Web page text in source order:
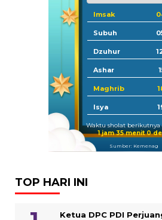
Imsak
Subuh
Dzuhur
Ashar
Maghrib
Isya
Waktu sholat berikutnya
1 jam 34 menit 59
Sumber: Kemenag
TOP HARI INI
Ketua DPC PDI